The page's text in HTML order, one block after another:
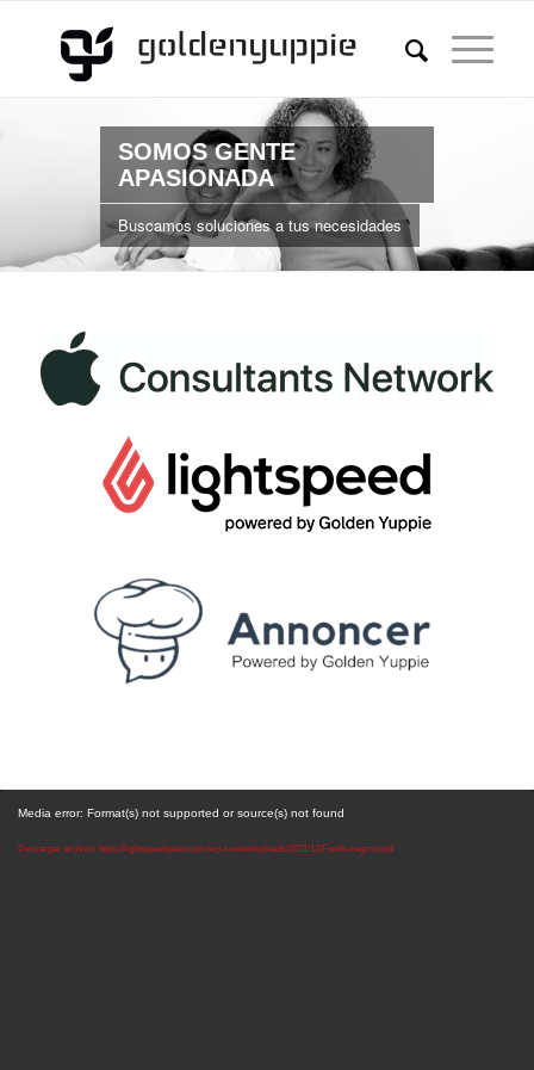
SOMOS GENTE
APASIONADA
Buscamos soluciones a tus necesidades
Media error: Format(s) not supported or source(s) not found
Descargar archivo: https://lightspeedspain.com/wp-content/uploads/2021/12/Fondo-negro.mp4